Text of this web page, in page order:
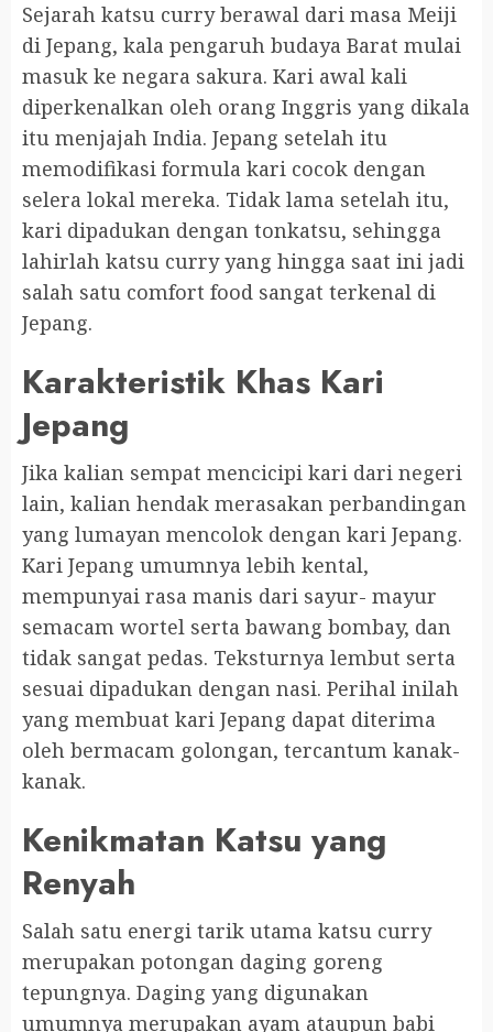
Sejarah katsu curry berawal dari masa Meiji
di Jepang, kala pengaruh budaya Barat mulai
masuk ke negara sakura. Kari awal kali
diperkenalkan oleh orang Inggris yang dikala
itu menjajah India. Jepang setelah itu
memodifikasi formula kari cocok dengan
selera lokal mereka. Tidak lama setelah itu,
kari dipadukan dengan tonkatsu, sehingga
lahirlah katsu curry yang hingga saat ini jadi
salah satu comfort food sangat terkenal di
Jepang.
Karakteristik Khas Kari
Jepang
Jika kalian sempat mencicipi kari dari negeri
lain, kalian hendak merasakan perbandingan
yang lumayan mencolok dengan kari Jepang.
Kari Jepang umumnya lebih kental,
mempunyai rasa manis dari sayur- mayur
semacam wortel serta bawang bombay, dan
tidak sangat pedas. Teksturnya lembut serta
sesuai dipadukan dengan nasi. Perihal inilah
yang membuat kari Jepang dapat diterima
oleh bermacam golongan, tercantum kanak-
kanak.
Kenikmatan Katsu yang
Renyah
Salah satu energi tarik utama katsu curry
merupakan potongan daging goreng
tepungnya. Daging yang digunakan
umumnya merupakan ayam ataupun babi